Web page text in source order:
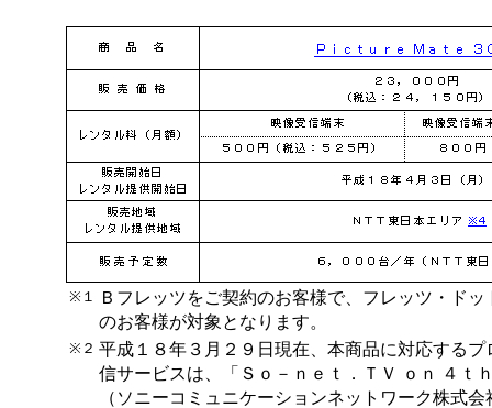
※１
Ｂフレッツをご契約のお客様で、フレッツ・ド
のお客様が対象となります。
※２ 平成１８年３月２９日現在、本商品に対応するプ
信サービスは、「Ｓｏ－ｎｅｔ．ＴＶ ｏｎ ４ｔ
（ソニーコミュニケーションネットワーク株式